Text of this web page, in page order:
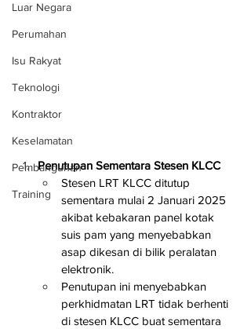
Luar Negara
Perumahan
Isu Rakyat
Teknologi
Kontraktor
Keselamatan
Pembangunan
Training
Penutupan Sementara Stesen KLCC
Stesen LRT KLCC ditutup
sementara mulai 2 Januari 2025
akibat kebakaran panel kotak
suis pam yang menyebabkan
asap dikesan di bilik peralatan
elektronik.
Penutupan ini menyebabkan
perkhidmatan LRT tidak berhenti
di stesen KLCC buat sementara